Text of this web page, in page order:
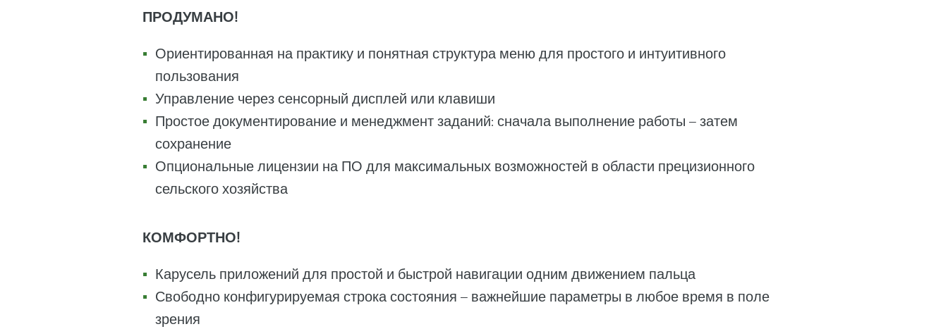
ПРОДУМАНО!
Ориентированная на практику и понятная структура меню для простого и интуитивного
пользования
Управление через сенсорный дисплей или клавиши
Простое документирование и менеджмент заданий: сначала выполнение работы – затем
сохранение
Опциональные лицензии на ПО для максимальных возможностей в области прецизионного
сельского хозяйства
КОМФОРТНО!
Карусель приложений для простой и быстрой навигации одним движением пальца
Свободно конфигурируемая строка состояния – важнейшие параметры в любое время в поле
зрения